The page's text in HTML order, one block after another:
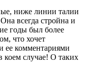
ниже линии талии
всегда стройна и
годы был более
что хочет
ее комментариями
коем случае! О таких